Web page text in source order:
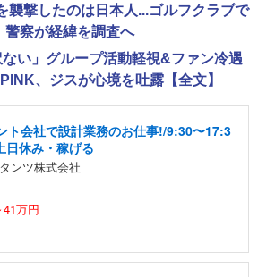
襲撃したのは日本人...ゴルフクラブで
警察が経緯を調査へ
ない」グループ活動軽視&ファン冷遇
、ジスが心境を吐露【全文】
ト会社で設計業務のお仕事!/9:30〜17:3
日休み・稼げる
ンツ株式会社
万円